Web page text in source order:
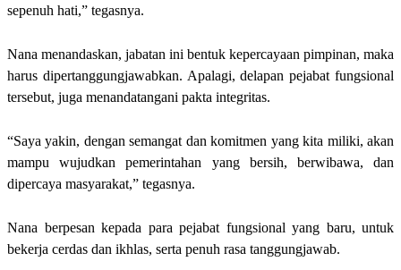
sepenuh hati,” tegasnya.
Nana menandaskan, jabatan ini bentuk kepercayaan pimpinan, maka
harus dipertanggungjawabkan. Apalagi, delapan pejabat fungsional
tersebut, juga menandatangani pakta integritas.
“Saya yakin, dengan semangat dan komitmen yang kita miliki, akan
mampu wujudkan pemerintahan yang bersih, berwibawa, dan
dipercaya masyarakat,” tegasnya.
Nana berpesan kepada para pejabat fungsional yang baru, untuk
bekerja cerdas dan ikhlas, serta penuh rasa tanggungjawab.